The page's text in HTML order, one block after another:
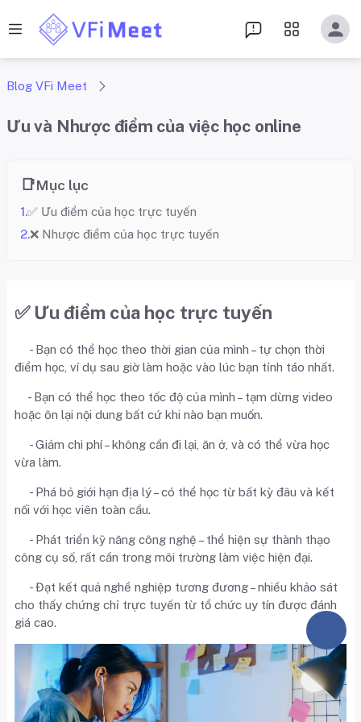
Blog VFi Meet
Ưu và Nhược điểm của việc học online
Mục lục
✅ Ưu điểm của học trực tuyến
❌ Nhược điểm của học trực tuyến
✅ Ưu điểm của học trực tuyến
- Bạn có thể học theo thời gian của mình – tự chọn thời
điểm học, ví dụ sau giờ làm hoặc vào lúc bạn tỉnh táo nhất.
- Bạn có thể học theo tốc độ của mình – tạm dừng video
hoặc ôn lại nội dung bất cứ khi nào bạn muốn.
- Giảm chi phí – không cần đi lại, ăn ở, và có thể vừa học
vừa làm.
- Phá bỏ giới hạn địa lý – có thể học từ bất kỳ đâu và kết
nối với học viên toàn cầu.
- Phát triển kỹ năng công nghệ – thể hiện sự thành thạo
công cụ số, rất cần trong môi trường làm việc hiện đại.
- Đạt kết quả nghề nghiệp tương đương – nhiều khảo sát
cho thấy chứng chỉ trực tuyến từ tổ chức uy tín được đánh
giá cao.